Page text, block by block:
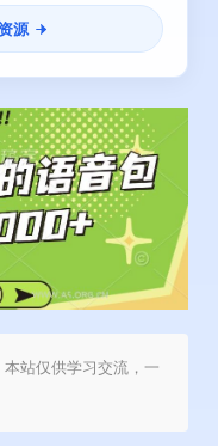
源
站仅供学习交流，一